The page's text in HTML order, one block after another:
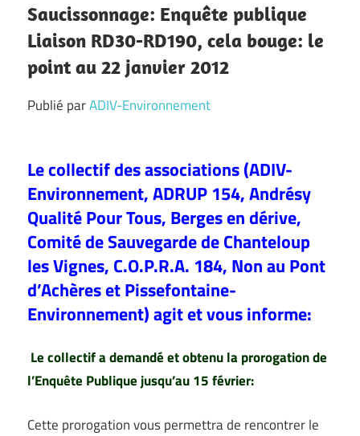
Saucissonnage: Enquête publique
Liaison RD30-RD190, cela bouge: le
point au 22 janvier 2012
Publié parADIV-Environnement
Le collectif des associations (ADIV-
Environnement, ADRUP 154, Andrésy
Qualité Pour Tous, Berges en dérive,
Comité de Sauvegarde de Chanteloup
les Vignes, C.O.P.R.A. 184, Non au Pont
d’Achères et Pissefontaine-
Environnement) agit et vous informe:
Le collectif a demandé et obtenu la prorogation de
l’Enquête Publique jusqu’au 15 février:
Cette prorogation vous permettra de rencontrer le